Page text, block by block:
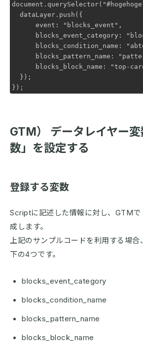
  dataLayer.push({
      event: "blocks_event",
blocks_event_category:
blocks_condition_name:
blocks_pattern_name:
blocks_block_name: "top-
  });
});
GTM） データレイヤー
数」を設定する
登録する変数
Scriptに記述した情報に対し、GTMで
成します。
上記のサンプルコードを利用する場合
下の4つです。
blocks_event_category
blocks_condition_name
blocks_pattern_name
blocks_block_name